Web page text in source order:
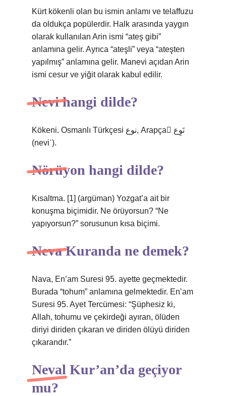
Kürt kökenli olan bu ismin anlamı ve telaffuzu
da oldukça popülerdir. Halk arasında yaygın
olarak kullanılan Arin ismi “ateş gibi”
anlamına gelir. Ayrıca “ateşli” veya “ateşten
yapılmış” anlamına gelir. Manevi açıdan Arin
ismi cesur ve yiğit olarak kabul edilir.
Nevi hangi dilde?
Kökeni. Osmanlı Türkçesi نوع, Arapça ْنَوِع‎
(neviʿ).
Nörüyon hangi dilde?
Kısaltma. [1] (argüman) Yozgat’a ait bir
konuşma biçimidir. Ne örüyorsun? “Ne
yapıyorsun?” sorusunun kısa biçimi.
Neva Kuranda ne demek?
Nava, En’am Suresi 95. ayette geçmektedir.
Burada “tohum” anlamına gelmektedir. En’am
Suresi 95. Ayet Tercümesi: “Şüphesiz ki,
Allah, tohumu ve çekirdeği ayıran, ölüden
diriyi diriden çıkaran ve diriden ölüyü diriden
çıkarandır.”
Neval Kur’an’da geçiyor
mu?